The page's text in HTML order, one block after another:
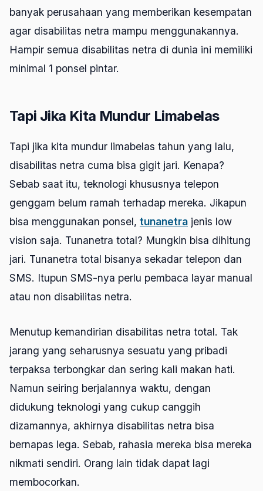
banyak perusahaan yang memberikan kesempatan
agar disabilitas netra mampu menggunakannya.
Hampir semua disabilitas netra di dunia ini memiliki
minimal 1 ponsel pintar.
Tapi Jika Kita Mundur Limabelas
Tapi jika kita mundur limabelas tahun yang lalu,
disabilitas netra cuma bisa gigit jari. Kenapa?
Sebab saat itu, teknologi khususnya telepon
genggam belum ramah terhadap mereka. Jikapun
bisa menggunakan ponsel, tunanetra jenis low
vision saja. Tunanetra total? Mungkin bisa dihitung
jari. Tunanetra total bisanya sekadar telepon dan
SMS. Itupun SMS-nya perlu pembaca layar manual
atau non disabilitas netra.
Menutup kemandirian disabilitas netra total. Tak
jarang yang seharusnya sesuatu yang pribadi
terpaksa terbongkar dan sering kali makan hati.
Namun seiring berjalannya waktu, dengan
didukung teknologi yang cukup canggih
dizamannya, akhirnya disabilitas netra bisa
bernapas lega. Sebab, rahasia mereka bisa mereka
nikmati sendiri. Orang lain tidak dapat lagi
membocorkan.